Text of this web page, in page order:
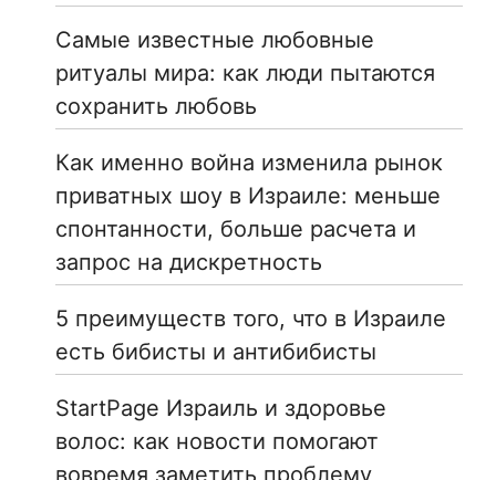
Самые известные любовные
ритуалы мира: как люди пытаются
сохранить любовь
Как именно война изменила рынок
приватных шоу в Израиле: меньше
спонтанности, больше расчета и
запрос на дискретность
5 преимуществ того, что в Израиле
есть бибисты и антибибисты
StartPage Израиль и здоровье
волос: как новости помогают
вовремя заметить проблему